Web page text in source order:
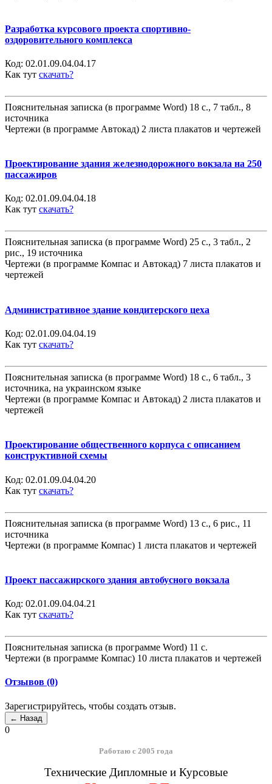
Разработка курсового проекта спортивно-
оздоровительного комплекса
Код: 02.01.09.04.04.17
Как тут скачать?
Пояснительная записка (в программе Word) 18 с., 7 табл., 8
источника
Чертежи (в программе Автокад) 2 листа плакатов и чертежей
Проектирование здания железнодорожного вокзала на 250
пассажиров
Код: 02.01.09.04.04.18
Как тут скачать?
Пояснительная записка (в программе Word) 25 с., 3 табл., 2
рис., 19 источника
Чертежи (в программе Компас и Автокад) 7 листа плакатов и
чертежей
Административное здание кондитерского цеха
Код: 02.01.09.04.04.19
Как тут скачать?
Пояснительная записка (в программе Word) 18 с., 6 табл., 3
источника, на украинском языке
Чертежи (в программе Компас и Автокад) 2 листа плакатов и
чертежей
Проектирование общественного корпуса с описанием
конструктивной схемы
Код: 02.01.09.04.04.20
Как тут скачать?
Пояснительная записка (в программе Word) 13 с., 6 рис., 11
источника
Чертежи (в программе Компас) 1 листа плакатов и чертежей
Проект пассажирского здания автобусного вокзала
Код: 02.01.09.04.04.21
Как тут скачать?
Пояснительная записка (в программе Word) 11 с.
Чертежи (в программе Компас) 10 листа плакатов и чертежей
Отзывов (0)
Зарегистрируйтесь, чтобы создать отзыв.
0
Работаю с 2005 года
Технические Дипломные и Курсовые